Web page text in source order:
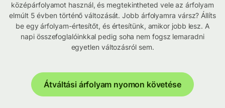
középárfolyamot használ, és megtekintheted vele az árfolyam
elmúlt 5 évben történő változását. Jobb árfolyamra vársz? Állíts
be egy árfolyam-értesítőt, és értesítünk, amikor jobb lesz. A
napi összefoglalóinkkal pedig soha nem fogsz lemaradni
egyetlen változásról sem.
Átváltási árfolyam nyomon követése